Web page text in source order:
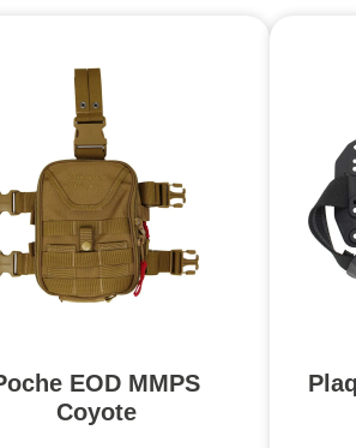
EOD MMPS
Coyote